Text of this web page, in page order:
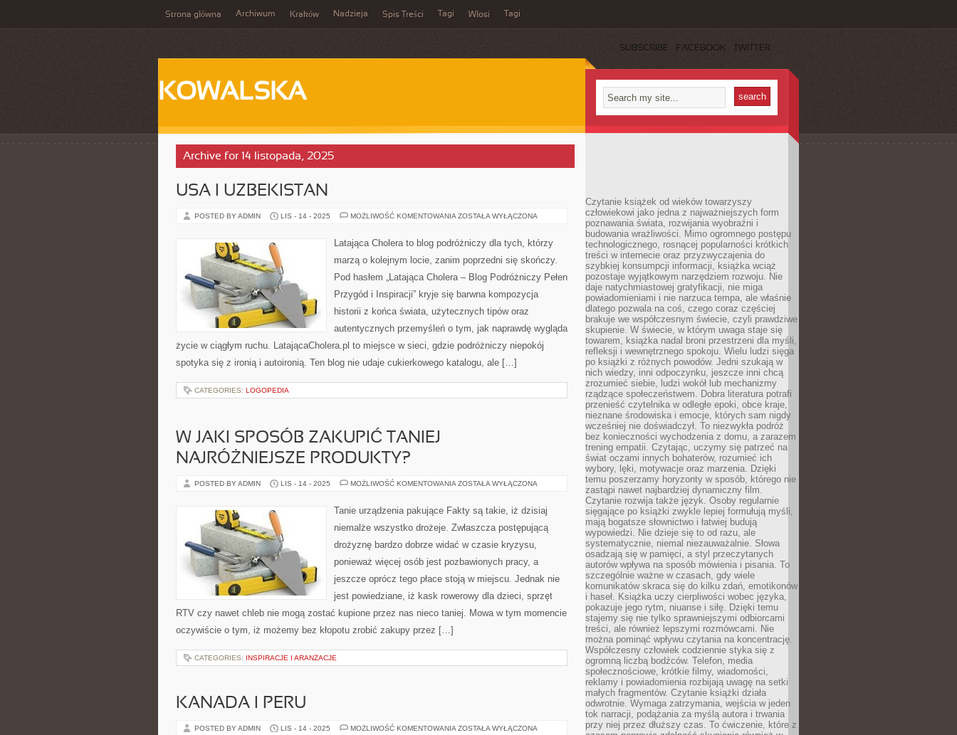
Strona główna Archiwum Kraków Nadzieja Spis Treści Tagi Włosi Tagi
SUBSCRIBE FACEBOOK TWITTER
KOWALSKA
Archive for 14 listopada, 2025
USA I UZBEKISTAN
POSTED BY ADMIN LIS - 14 - 2025 MOŻLIWOŚĆ KOMENTOWANIA USA
ZOSTAŁA WYŁĄCZONA
Latająca Cholera to blog podróżniczy dla tych, którzy
marzą o kolejnym locie, zanim poprzedni się skończy.
Pod hasłem „Latająca Cholera – Blog Podróżniczy Pełen
Przygód i Inspiracji” kryje się barwna kompozycja
historii z końca świata, użytecznych tipów oraz
autentycznych przemyśleń o tym, jak naprawdę wygląda
życie w ciągłym ruchu. LatającaCholera.pl to miejsce w sieci, gdzie podróżniczy niepokój
spotyka się z ironią i autoironią. Ten blog nie udaje cukierkowego katalogu, ale […]
CATEGORIES: LOGOPEDIA
W JAKI SPOSÓB ZAKUPIĆ TANIEJ
NAJRÓŻNIEJSZE PRODUKTY?
POSTED BY ADMIN LIS - 14 - 2025 MOŻLIWOŚĆ KOMENTOWANIA W
ZAKUPIĆ
TANIEJ
PRODUKTY?
ZOSTAŁA WYŁĄCZONA
Tanie urządzenia pakujące Fakty są takie, iż dzisiaj
niemalże wszystko drożeje. Zwłaszcza postępującą
drożyznę bardzo dobrze widać w czasie kryzysu,
ponieważ więcej osób jest pozbawionych pracy, a
jeszcze oprócz tego płace stoją w miejscu. Jednak nie
jest powiedziane, iż kask rowerowy dla dzieci, sprzęt
RTV czy nawet chleb nie mogą zostać kupione przez nas nieco taniej. Mowa w tym momencie
oczywiście o tym, iż możemy bez kłopotu zrobić zakupy przez […]
CATEGORIES: INSPIRACJE I ARANŻACJE
KANADA I PERU
POSTED BY ADMIN LIS - 14 - 2025 MOŻLIWOŚĆ KOMENTOWANIA KANADA
ZOSTAŁA WYŁĄCZONA
Czytanie książek od wieków towarzyszy
człowiekowi jako jedna z najważniejszych form
poznawania świata, rozwijania wyobraźni i
budowania wrażliwości. Mimo ogromnego postępu
technologicznego, rosnącej popularności krótkich
treści w internecie oraz przyzwyczajenia do
szybkiej konsumpcji informacji, książka wciąż
pozostaje wyjątkowym narzędziem rozwoju. Nie
daje natychmiastowej gratyfikacji, nie miga
powiadomieniami i nie narzuca tempa, ale właśnie
dlatego pozwala na coś, czego coraz częściej
brakuje we współczesnym świecie, czyli prawdziwe
skupienie. W świecie, w którym uwaga staje się
towarem, książka nadal broni przestrzeni dla myśli,
refleksji i wewnętrznego spokoju. Wielu ludzi sięga
po książki z różnych powodów. Jedni szukają w
nich wiedzy, inni odpoczynku, jeszcze inni chcą
zrozumieć siebie, ludzi wokół lub mechanizmy
rządzące społeczeństwem. Dobra literatura potrafi
przenieść czytelnika w odległe epoki, obce kraje,
nieznane środowiska i emocje, których sam nigdy
wcześniej nie doświadczył. To niezwykła podróż
bez konieczności wychodzenia z domu, a zarazem
trening empatii. Czytając, uczymy się patrzeć na
świat oczami innych bohaterów, rozumieć ich
wybory, lęki, motywacje oraz marzenia. Dzięki
temu poszerzamy horyzonty w sposób, którego nie
zastąpi nawet najbardziej dynamiczny film.
Czytanie rozwija także język. Osoby regularnie
sięgające po książki zwykle lepiej formułują myśli,
mają bogatsze słownictwo i łatwiej budują
wypowiedzi. Nie dzieje się to od razu, ale
systematycznie, niemal niezauważalnie. Słowa
osadzają się w pamięci, a styl przeczytanych
autorów wpływa na sposób mówienia i pisania. To
szczególnie ważne w czasach, gdy wiele
komunikatów skraca się do kilku zdań, emotikonów
i haseł. Książka uczy cierpliwości wobec języka,
pokazuje jego rytm, niuanse i siłę. Dzięki temu
stajemy się nie tylko sprawniejszymi odbiorcami
treści, ale również lepszymi rozmówcami. Nie
można pominąć wpływu czytania na koncentrację.
Współczesny człowiek codziennie styka się z
ogromną liczbą bodźców. Telefon, media
społecznościowe, krótkie filmy, wiadomości,
reklamy i powiadomienia rozbijają uwagę na setki
małych fragmentów. Czytanie książki działa
odwrotnie. Wymaga zatrzymania, wejścia w jeden
tok narracji, podążania za myślą autora i trwania
przy niej przez dłuższy czas. To ćwiczenie, które z